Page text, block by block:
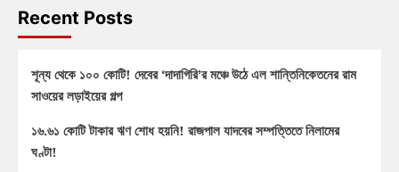
Recent Posts
শূন্য থেকে ১০০ কোটি! দেবের ‘দাদাগিরি’র মঞ্চে উঠে এল শান্তিনিকেতনের রাম
সাওয়ের লড়াইয়ের গল্প
১৬.৬১ কোটি টাকার ঋণ শোধ হয়নি! রাজপাল যাদবের সম্পত্তিতে নিলামের
ঘণ্টা!